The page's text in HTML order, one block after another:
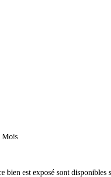
Mois
bien est exposé sont